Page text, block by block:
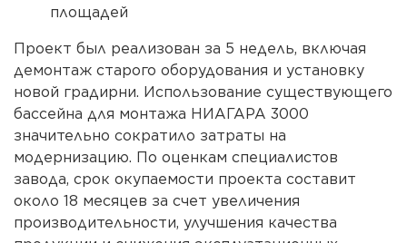
площадей
Проект был реализован за 5 недель, включая
демонтаж старого оборудования и установку
новой градирни. Использование существующего
бассейна для монтажа НИАГАРА 3000
значительно сократило затраты на
модернизацию. По оценкам специалистов
завода, срок окупаемости проекта составит
около 18 месяцев за счет увеличения
производительности, улучшения качества